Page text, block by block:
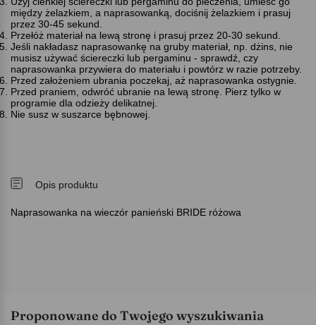
między żelazkiem, a naprasowanką, dociśnij żelazkiem i prasuj
przez 30-45 sekund.
Przełóż materiał na lewą stronę i prasuj przez 20-30 sekund.
Jeśli nakładasz naprasowankę na gruby materiał, np. dżins, nie
musisz używać ściereczki lub pergaminu - sprawdź, czy
naprasowanka przywiera do materiału i powtórz w razie potrzeby.
Przed założeniem ubrania poczekaj, aż naprasowanka ostygnie.
Przed praniem, odwróć ubranie na lewą stronę. Pierz tylko w
programie dla odzieży delikatnej.
Nie susz w suszarce bębnowej.
Opis produktu
Naprasowanka na wieczór panieński BRIDE różowa
Proponowane do Twojego wyszukiwania